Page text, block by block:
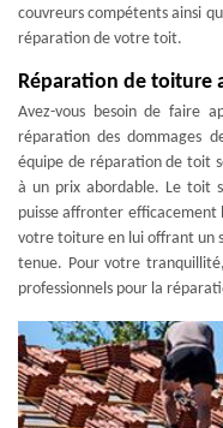
couvreurs compétents ainsi
réparation de votre toit.
Réparation de toiture
Avez-vous besoin de faire
réparation des dommages
équipe de réparation de toit
à un prix abordable. Le toit
puisse affronter efficacement
votre toiture en lui offrant un
tenue. Pour votre
professionnels pour la